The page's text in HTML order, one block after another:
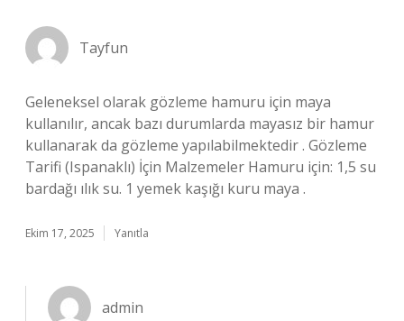
Tayfun
Geleneksel olarak gözleme hamuru için maya
kullanılır, ancak bazı durumlarda mayasız bir hamur
kullanarak da gözleme yapılabilmektedir . Gözleme
Tarifi (Ispanaklı) İçin Malzemeler Hamuru için: 1,5 su
bardağı ılık su. 1 yemek kaşığı kuru maya .
Ekim 17, 2025 Yanıtla
admin